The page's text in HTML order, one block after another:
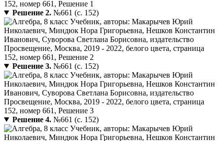
Решение 2.№661 (с. 152)
Решение 3.№661 (с. 152)
Решение 4.№661 (с. 152)